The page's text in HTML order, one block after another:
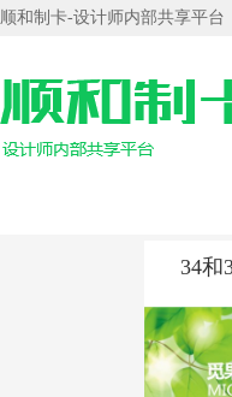
顺和制卡-设计师内部共享平台
34和